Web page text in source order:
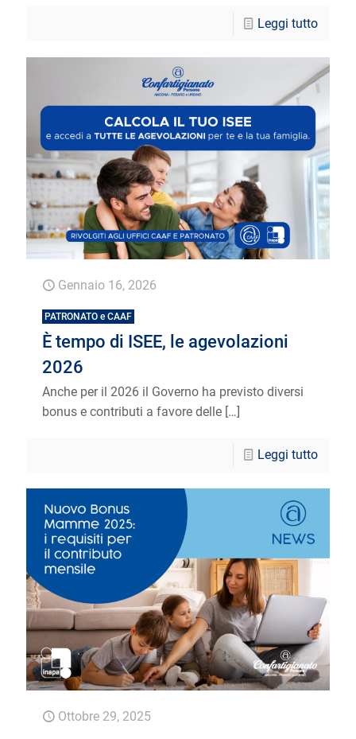
Leggi tutto
Gennaio 16, 2026
PATRONATO e CAAF
È tempo di ISEE, le agevolazioni
2026
Anche per il 2026 il Governo ha previsto diversi
bonus e contributi a favore delle […]
Leggi tutto
Ottobre 29, 2025